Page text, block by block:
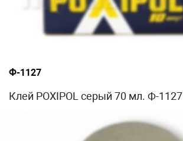
Ф-1127
Клей POXIPOL серый 70 мл. Ф-1127